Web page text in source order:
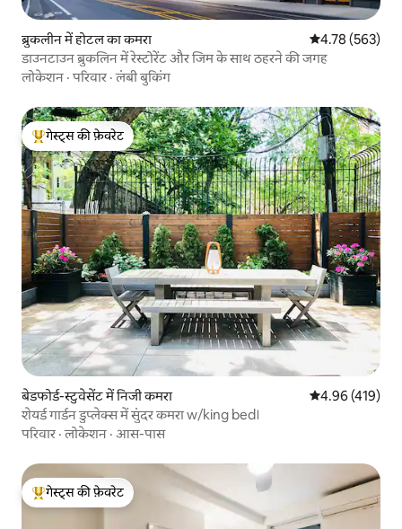
ब्रुकलीन में होटल का कमरा औसत रेटिंग 5 में से
4.78 (563)
डाउनटाउन ब्रुकलिन में रेस्टोरेंट और जिम के साथ ठहरने की जगह
लोकेशन ·परिवार ·लंबी बुकिंग
गेस्ट्स का टॉप फ़ेवरेट
गेस्ट्स की फ़ेवरेट
बेडफोर्ड-स्टुवेसेंट में निजी कमरा औसत रेटिंग 5 में से
4.96 (419)
शेयर्ड गार्डन डुप्लेक्स में सुंदर कमरा w/king bed।
परिवार ·लोकेशन · आस-पास
गेस्ट्स का टॉप फ़ेवरेट
गेस्ट्स की फ़ेवरेट